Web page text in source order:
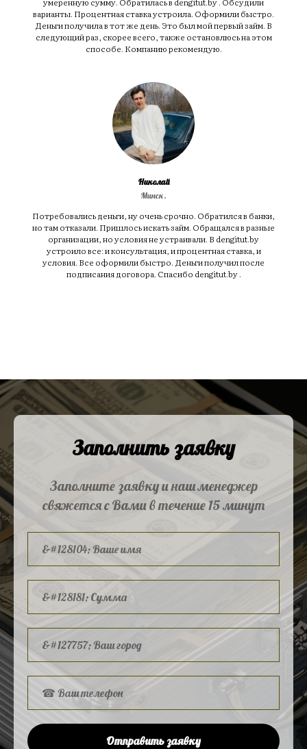
варианты. Процентная ставка устроила. Оформили быстро.
Деньги получила в тот же день. Это был мой первый займ. В
следующий раз, скорее всего, также остановлюсь на этом
способе. Компанию рекомендую.
Николай
Минск.
Потребовались деньги, ну очень срочно. Обратился в банки,
но там отказали. Пришлось искать займ. Обращался в разные
организации, но условия не устраивали. В dengitut.by
устроило все: и консультация, и процентная ставка, и
условия. Все оформили быстро. Деньги получил после
подписания договора. Спасибо dengitut.by .
Заполнить заявку
Заполните заявку и наш менеджер
свяжется с Вами в течение 15 минут
Отправить заявку